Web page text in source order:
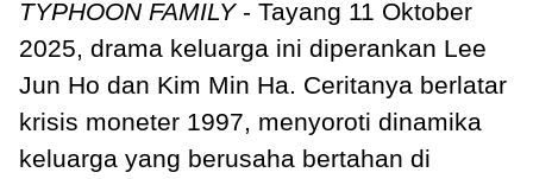
TYPHOON FAMILY- Tayang 11 Oktober
2025, drama keluarga ini diperankan Lee
Jun Ho dan Kim Min Ha. Ceritanya berlatar
krisis moneter 1997, menyoroti dinamika
keluarga yang berusaha bertahan di